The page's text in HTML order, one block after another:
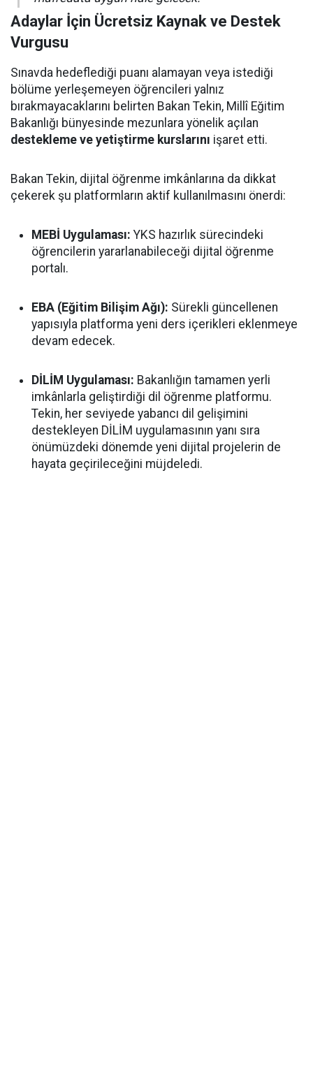
Adaylar İçin Ücretsiz Kaynak ve Destek
Vurgusu
Sınavda hedeflediği puanı alamayan veya istediği
bölüme yerleşemeyen öğrencileri yalnız
bırakmayacaklarını belirten Bakan Tekin, Millî Eğitim
Bakanlığı bünyesinde mezunlara yönelik açılan
destekleme ve yetiştirme kurslarını işaret etti.
Bakan Tekin, dijital öğrenme imkânlarına da dikkat
çekerek şu platformların aktif kullanılmasını önerdi:
MEBİ Uygulaması: YKS hazırlık sürecindeki
öğrencilerin yararlanabileceği dijital öğrenme
portalı.
EBA (Eğitim Bilişim Ağı): Sürekli güncellenen
yapısıyla platforma yeni ders içerikleri eklenmeye
devam edecek.
DİLİM Uygulaması: Bakanlığın tamamen yerli
imkânlarla geliştirdiği dil öğrenme platformu.
Tekin, her seviyede yabancı dil gelişimini
destekleyen DİLİM uygulamasının yanı sıra
önümüzdeki dönemde yeni dijital projelerin de
hayata geçirileceğini müjdeledi.